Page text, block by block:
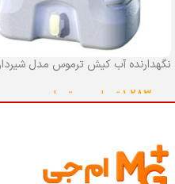
نگهدارنده آب کیش ترموس مدل شیردار
1,283,000تومان تومان